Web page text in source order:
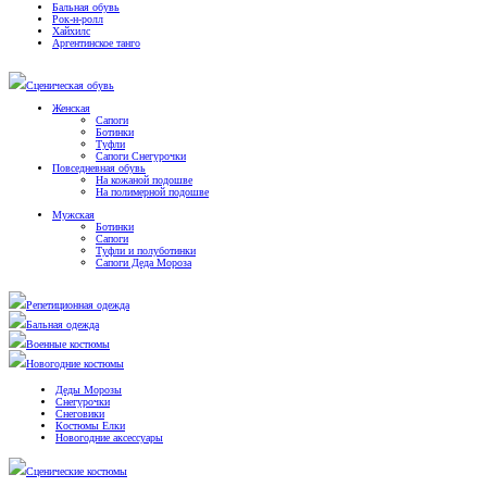
Бальная обувь
Рок-н-ролл
Хайхилс
Аргентинское танго
Сценическая обувь
Женская
Сапоги
Ботинки
Туфли
Сапоги Снегурочки
Повседневная обувь
На кожаной подошве
На полимерной подошве
Мужская
Ботинки
Сапоги
Туфли и полуботинки
Сапоги Деда Мороза
Репетиционная одежда
Бальная одежда
Военные костюмы
Новогодние костюмы
Деды Морозы
Снегурочки
Снеговики
Костюмы Елки
Новогодние аксессуары
Сценические костюмы